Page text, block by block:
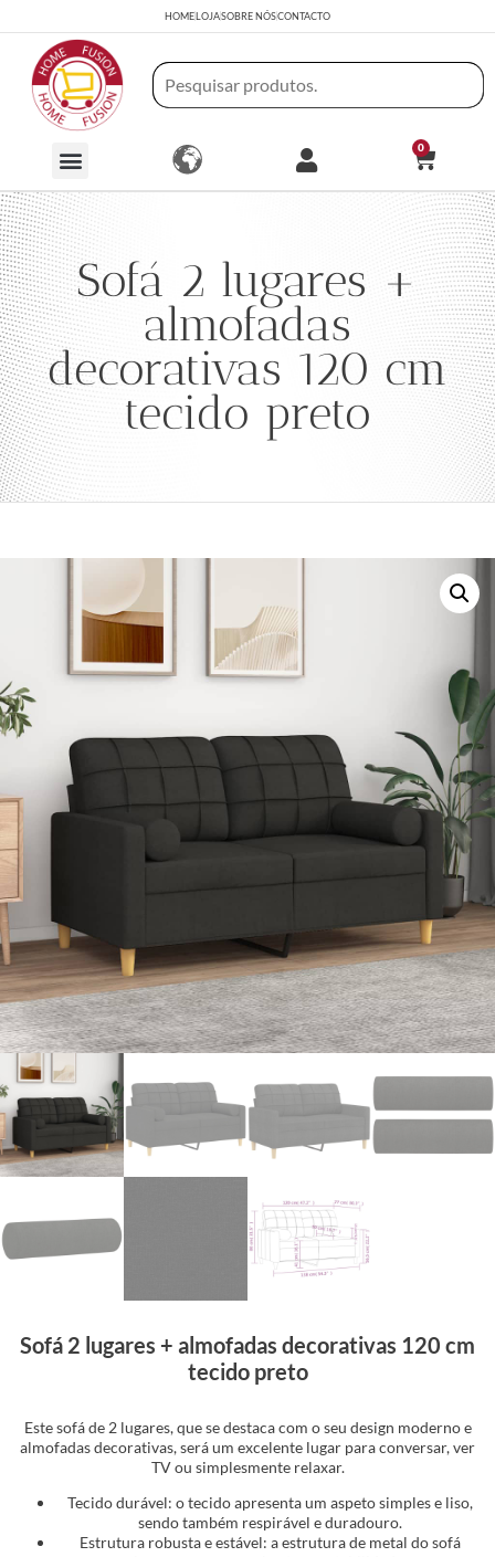
HOMELOJASOBRE NÓSCONTACTO
0
Sofá 2 lugares +
almofadas
decorativas 120 cm
tecido preto
Sofá 2 lugares + almofadas decorativas 120 cm
tecido preto
Este sofá de 2 lugares, que se destaca com o seu design moderno e
almofadas decorativas, será um excelente lugar para conversar, ver
TV ou simplesmente relaxar.
Tecido durável: o tecido apresenta um aspeto simples e liso,
sendo também respirável e duradouro.
Estrutura robusta e estável: a estrutura de metal do sofá